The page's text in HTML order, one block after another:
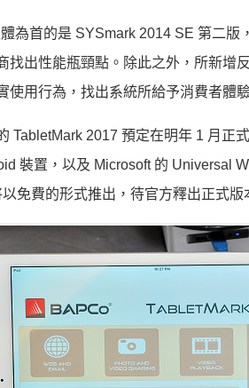
為首的是 SYSmark 2014 SE 第二
找出性能瓶頸點。除此之外，所新增
使用行為，找出系統所給予消費者體
TabletMark 2017 預定在明年 1 月正
裝置，以及 Microsoft 的 Universal
免費的形式推出，待官方釋出正式版